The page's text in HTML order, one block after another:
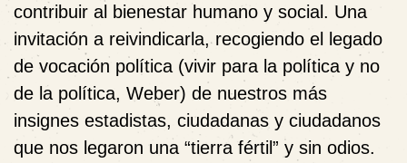
contribuir al bienestar humano y social. Una
invitación a reivindicarla, recogiendo el legado
de vocación política (vivir para la política y no
de la política, Weber) de nuestros más
insignes estadistas, ciudadanas y ciudadanos
que nos legaron una “tierra fértil” y sin odios.